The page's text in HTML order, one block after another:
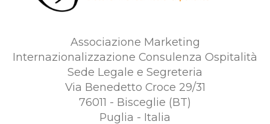
Associazione Marketing
Internazionalizzazione Consulenza Ospitalità
Sede Legale e Segreteria
Via Benedetto Croce 29/31
76011 - Bisceglie (BT)
Puglia - Italia